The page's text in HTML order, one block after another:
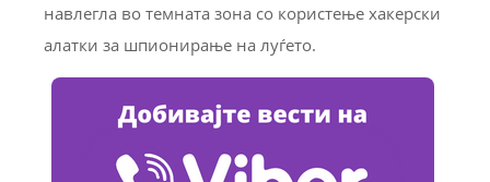
навлегла во темната зона со користење хакерски
алатки за шпионирање на луѓето.